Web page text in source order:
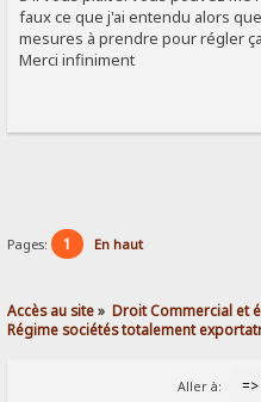
faux ce que j'ai entendu alors
mesures à prendre pour régler
Merci infiniment
Pages: 1 En haut
Accès au site» Droit Commercial et
Régime sociétés totalement
Aller à: